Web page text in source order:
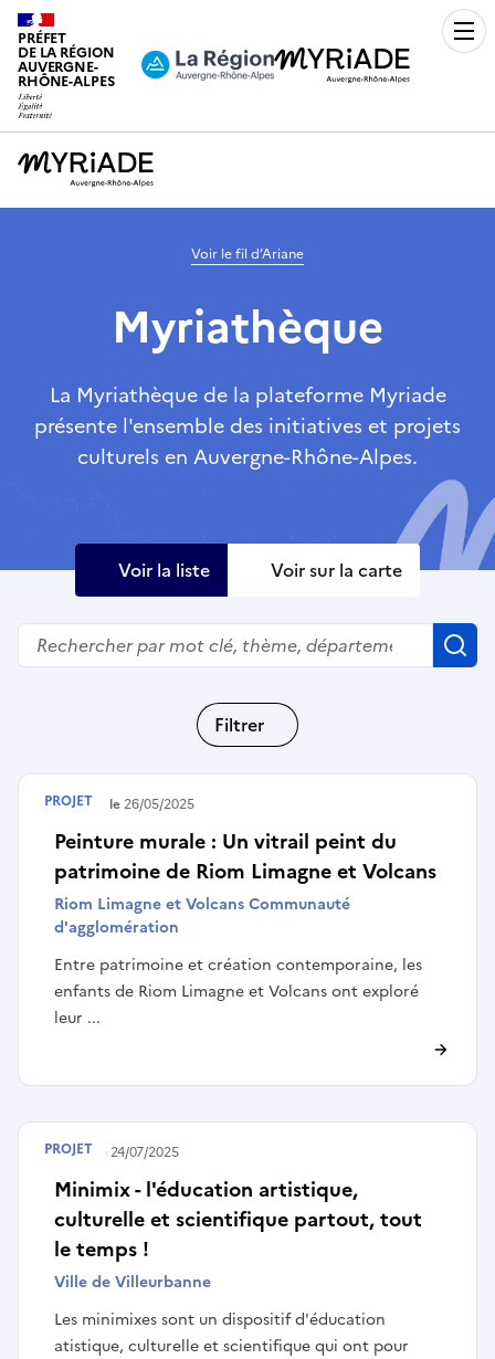
PRÉFET
DE LA RÉGION
AUVERGNE-
RHÔNE-ALPES
Voir le fil d’Ariane
Myriathèque
La Myriathèque de la plateforme Myriade
présente l'ensemble des initiatives et projets
culturels en Auvergne-Rhône-Alpes.
Voir la liste Voir sur la carte
Rechercher
Filtrer
Peinture murale : Un vitrail peint du
patrimoine de Riom Limagne et Volcans
Riom Limagne et Volcans Communauté
d'agglomération
Entre patrimoine et création contemporaine, les
enfants de Riom Limagne et Volcans ont exploré
leur ...
Terminé le26/05/2025
PROJET
Minimix - l'éducation artistique,
culturelle et scientifique partout, tout
le temps !
Ville de Villeurbanne
Les minimixes sont un dispositif d'éducation
atistique, culturelle et scientifique qui ont pour
Publié le24/07/2025
PROJET